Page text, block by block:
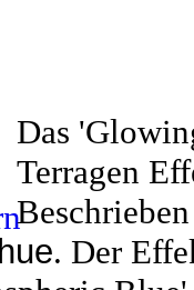
Das
Terragen
. Der